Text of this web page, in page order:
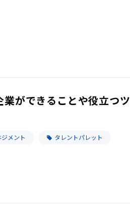
ができることや役立つツ
メント タレントパレット